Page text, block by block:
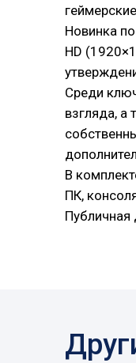
Новинка
HD
Среди
взгляда, а
В
ПК,
Публичная